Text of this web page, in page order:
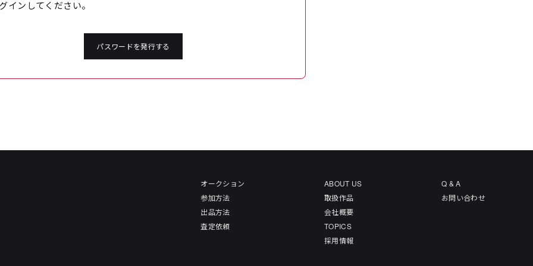
インしてください。
パスワードを発行する
オークション
参加方法
出品方法
査定依頼
ABOUT US
取扱作品
会社概要
TOPICS
採用情報
Q & A
お問い合わせ